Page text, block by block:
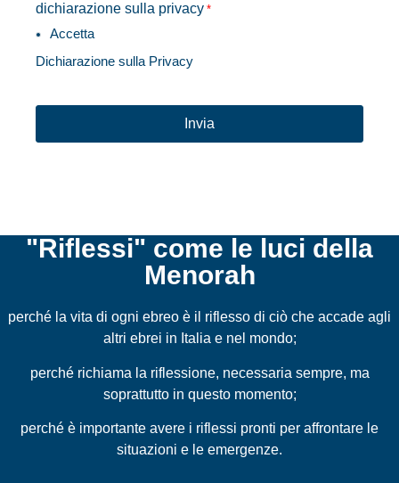
dichiarazione sulla privacy *
Accetta
Dichiarazione sulla Privacy
"Riflessi" come le luci della
Menorah
perché la vita di ogni ebreo è il riflesso di ciò che accade agli
altri ebrei in Italia e nel mondo;
perché richiama la riflessione, necessaria sempre, ma
soprattutto in questo momento;
perché è importante avere i riflessi pronti per affrontare le
situazioni e le emergenze.